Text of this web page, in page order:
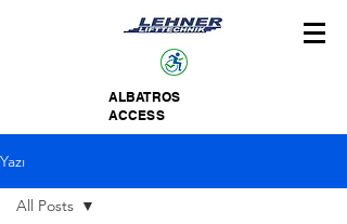
ALBATROS
ACCESS
Yazı
All Posts